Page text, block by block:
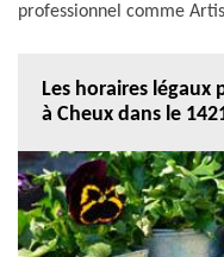
professionnel comme
Les horaires
à Cheux dans le